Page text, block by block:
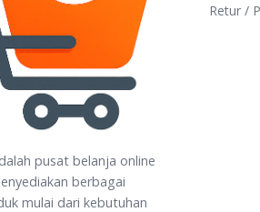
pusat belanja online
berbagai
mulai dari kebutuhan
Retur /